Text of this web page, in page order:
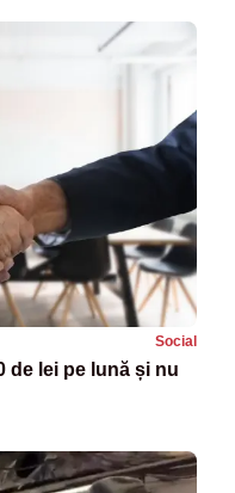
Social
de lei pe lună și nu